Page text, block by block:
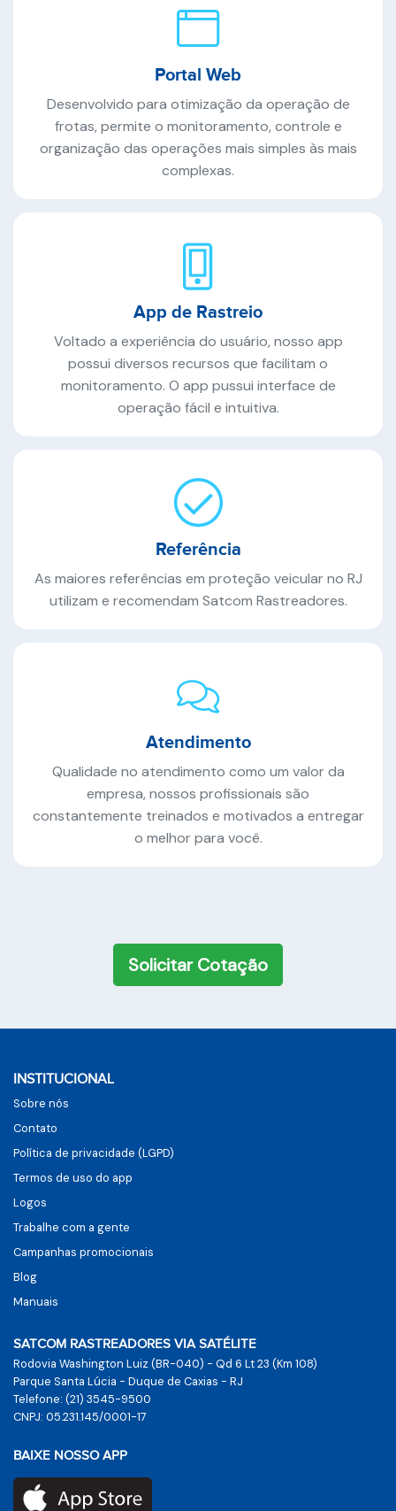
Portal Web
Desenvolvido para otimização da operação de
frotas, permite o monitoramento, controle e
organização das operações mais simples às mais
complexas.
App de Rastreio
Voltado a experiência do usuário, nosso app
possui diversos recursos que facilitam o
monitoramento. O app pussui interface de
operação fácil e intuitiva.
Referência
As maiores referências em proteção veicular no RJ
utilizam e recomendam Satcom Rastreadores.
Atendimento
Qualidade no atendimento como um valor da
empresa, nossos profissionais são
constantemente treinados e motivados a entregar
o melhor para você.
Solicitar Cotação
INSTITUCIONAL
Sobre nós
Contato
Política de privacidade (LGPD)
Termos de uso do app
Logos
Trabalhe com a gente
Campanhas promocionais
Blog
Manuais
SATCOM RASTREADORES VIA SATÉLITE
Rodovia Washington Luiz (BR-040) - Qd 6 Lt 23 (Km 108)
Parque Santa Lúcia - Duque de Caxias - RJ
Telefone: (21) 3545-9500
CNPJ: 05.231.145/0001-17
BAIXE NOSSO APP